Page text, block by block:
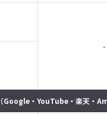
-
（Google・YouTube・楽天・